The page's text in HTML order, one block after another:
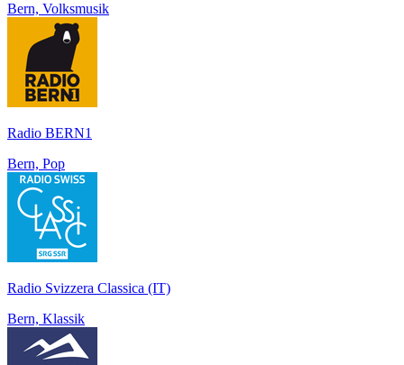
Bern, Volksmusik
Radio BERN1
Bern, Pop
Radio Svizzera Classica (IT)
Bern, Klassik